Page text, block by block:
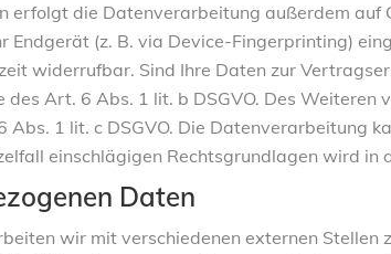
die Datenverarbeitung außerdem auf
Endgerät (z. B. via Device-Fingerprinting)
widerrufbar. Sind Ihre Daten zur
Art. 6 Abs. 1 lit. b DSGVO. Des
1 lit. c DSGVO. Die Datenverarbeitung
einschlägigen Rechtsgrundlagen wird
Daten
wir mit verschiedenen externen